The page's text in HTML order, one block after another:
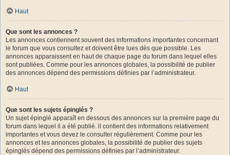
Haut
Que sont les annonces ?
Les annonces contiennent souvent des informations importantes concernant
le forum que vous consultez et doivent être lues dès que possible. Les
annonces apparaissent en haut de chaque page du forum dans lequel elles
sont publiées. Comme pour les annonces globales, la possibilité de publier
des annonces dépend des permissions définies par l’administrateur.
Haut
Que sont les sujets épinglés ?
Un sujet épinglé apparaît en dessous des annonces sur la première page du
forum dans lequel il a été publié. il contient des informations relativement
importantes et vous devez le consulter régulièrement. Comme pour les
annonces et les annonces globales, la possibilité de publier des sujets
épinglés dépend des permissions définies par l’administrateur.